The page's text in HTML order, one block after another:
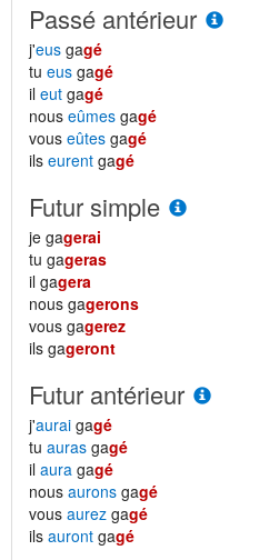
Passé antérieur
j'eus gagé
tu eus gagé
il eut gagé
nous eûmes gagé
vous eûtes gagé
ils eurent gagé
Futur simple
je gagerai
tu gageras
il gagera
nous gagerons
vous gagerez
ils gageront
Futur antérieur
j'aurai gagé
tu auras gagé
il aura gagé
nous aurons gagé
vous aurez gagé
ils auront gagé